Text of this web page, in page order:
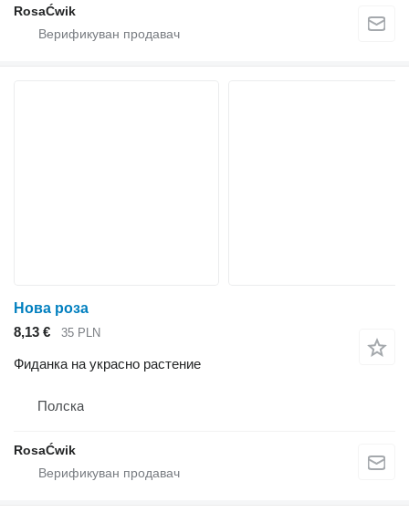
RosaĆwik
Нова роза
8,13 €
35 PLN
Фиданка на украсно растение
Полска
RosaĆwik